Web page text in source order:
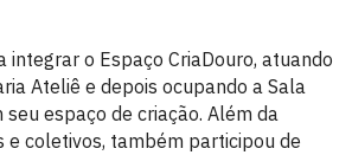
integrar o Espaço CriaDouro, atuando
Ateliê e depois ocupando a Sala
espaço de criação. Além da
e coletivos, também participou de